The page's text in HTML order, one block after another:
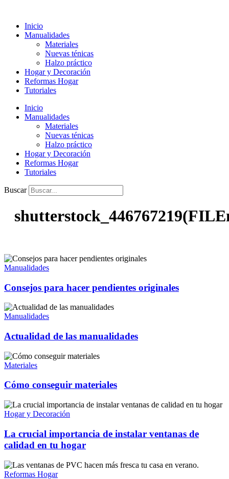
contenido
Inicio
Manualidades
Materiales
Nuevas ténicas
Halzo práctico
Hogar y Decoración
Reformas Hogar
Tutoriales
Inicio
Manualidades
Materiales
Nuevas ténicas
Halzo práctico
Hogar y Decoración
Reformas Hogar
Tutoriales
Buscar
Manualidades
Consejos para hacer pendientes originales
Manualidades
Actualidad de las manualidades
Materiales
Cómo conseguir materiales
Hogar y Decoración
La crucial importancia de instalar ventanas de
calidad en tu hogar
Reformas Hogar